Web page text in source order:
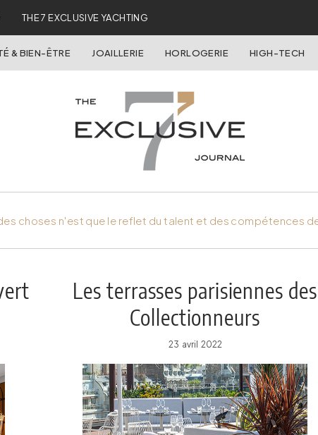
THE 7 EXCLUSIVE YACHTING
& BIEN-ÊTRE JOAILLERIE HORLOGERIE HIGH-TECH
choses n'est que le reflet du talent et des compétences
Les terrasses parisiennes des
Collectionneurs
23 avril 2022